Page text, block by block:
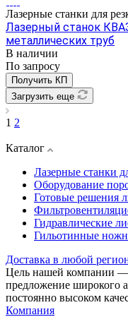
Лазерные станки для
Лазерный станок
металлических труб
В наличии
По запросу
Получить КП
Загрузить еще
1 2
Каталог
Лазерные станки
Оборудование
Готовые решения
Гидравлические
Гильотинные
Доставка в любой
Цель нашей компании —
предложение широкого
постоянно высоком
Компания